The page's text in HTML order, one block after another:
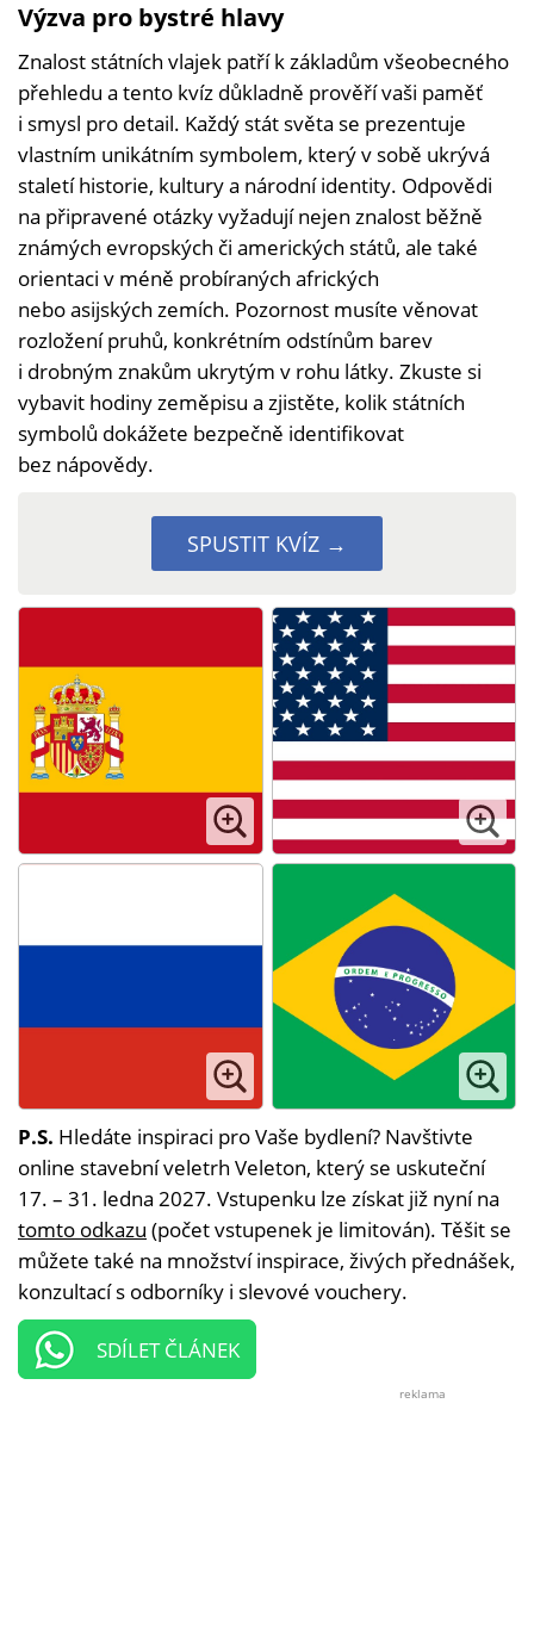
Výzva pro bystré hlavy
Znalost státních vlajek patří k základům všeobecného
přehledu a tento kvíz důkladně prověří vaši paměť
i smysl pro detail. Každý stát světa se prezentuje
vlastním unikátním symbolem, který v sobě ukrývá
staletí historie, kultury a národní identity. Odpovědi
na připravené otázky vyžadují nejen znalost běžně
známých evropských či amerických států, ale také
orientaci v méně probíraných afrických
nebo asijských zemích. Pozornost musíte věnovat
rozložení pruhů, konkrétním odstínům barev
i drobným znakům ukrytým v rohu látky. Zkuste si
vybavit hodiny zeměpisu a zjistěte, kolik státních
symbolů dokážete bezpečně identifikovat
bez nápovědy.
SPUSTIT KVÍZ →
P.S. Hledáte inspiraci pro Vaše bydlení? Navštivte
online stavební veletrh Veleton, který se uskuteční
17. – 31. ledna 2027. Vstupenku lze získat již nyní na
tomto odkazu (počet vstupenek je limitován). Těšit se
můžete také na množství inspirace, živých přednášek,
konzultací s odborníky i slevové vouchery.
SDÍLET ČLÁNEK
reklama